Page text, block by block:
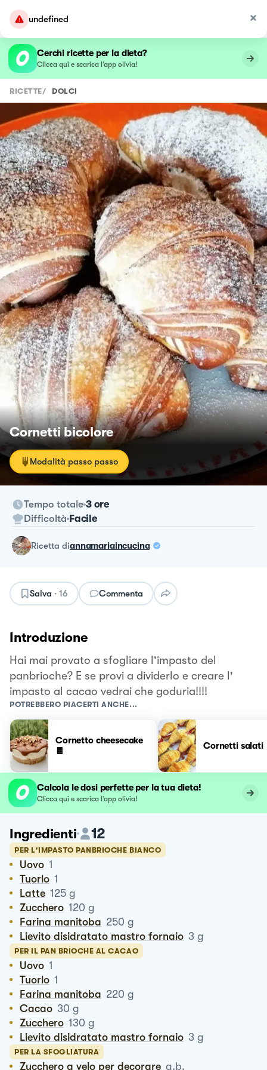
undefined
Cerchi ricette per la dieta?
Clicca qui e scarica l’app olivia!
RICETTE/ DOLCI
Cornetti bicolore
Modalità passo passo
Tempo totale 3 ore
Difficoltà Facile
ricetta diannamariaincucina
Salva · 16 Commenta
Introduzione
Hai mai provato a sfogliare l'impasto del
panbrioche? E se provi a dividerlo e creare l'
impasto al cacao vedrai che goduria!!!!
POTREBBERO PIACERTI ANCHE...
Cornetto cheesecake
🍫
Cornetti salati
Calcola le dosi perfette per la tua dieta!
Clicca qui e scarica l’app olivia!
Ingredienti 12
PER L'IMPASTO PANBRIOCHE BIANCO
Uovo 1
Tuorlo 1
Latte 125 g
Zucchero 120 g
Farina manitoba 250 g
Lievito disidratato mastro fornaio 3 g
PER IL PAN BRIOCHE AL CACAO
Uovo 1
Tuorlo 1
Farina manitoba 220 g
Cacao 30 g
Zucchero 130 g
Lievito disidratato mastro fornaio 3 g
PER LA SFOGLIATURA
Zucchero a velo per decorare q.b.